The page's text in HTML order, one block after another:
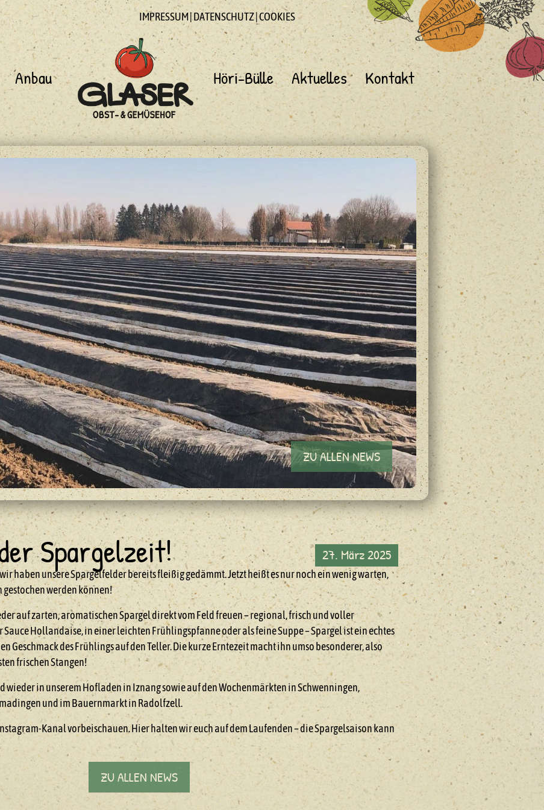
IMPRESSUM|DATENSCHUTZ|COOKIES
Anbau Höri-Bülle Aktuelles Kontakt
ZU ALLEN NEWS
Spargelzeit! 27. März 2025
haben unsere Spargelfelder bereits fleißig gedämmt. Jetzt heißt es nur noch ein wenig warten,
gestochen werden können!
auf zarten, aromatischen Spargel direkt vom Feld freuen – regional, frisch und voller
Sauce Hollandaise, in einer leichten Frühlingspfanne oder als feine Suppe – Spargel ist ein echtes
Geschmack des Frühlings auf den Teller. Die kurze Erntezeit macht ihn umso besonderer, also
frischen Stangen!
wieder in unserem Hofladen in Iznang sowie auf den Wochenmärkten in Schwenningen,
und im Bauernmarkt in Radolfzell.
Kanal vorbeischauen. Hier halten wir euch auf dem Laufenden – die Spargelsaison kann
ZU ALLEN NEWS